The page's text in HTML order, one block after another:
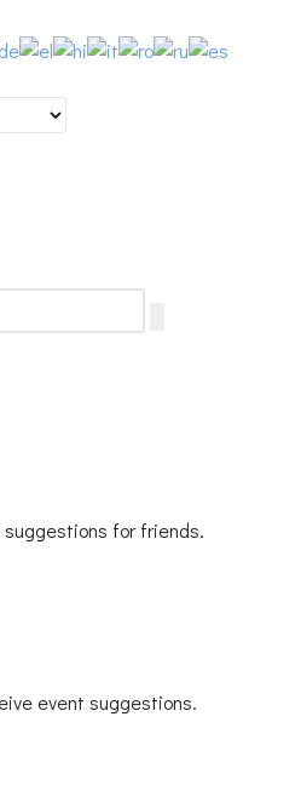
suggestions for friends.
event suggestions.